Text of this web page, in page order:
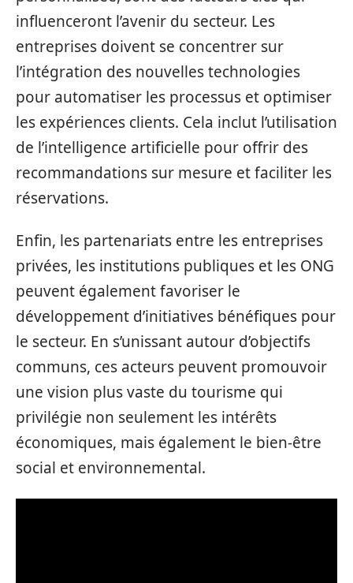
influenceront l’avenir du secteur. Les
entreprises doivent se concentrer sur
l’intégration des nouvelles technologies
pour automatiser les processus et optimiser
les expériences clients. Cela inclut l’utilisation
de l’intelligence artificielle pour offrir des
recommandations sur mesure et faciliter les
réservations.
Enfin, les partenariats entre les entreprises
privées, les institutions publiques et les ONG
peuvent également favoriser le
développement d’initiatives bénéfiques pour
le secteur. En s’unissant autour d’objectifs
communs, ces acteurs peuvent promouvoir
une vision plus vaste du tourisme qui
privilégie non seulement les intérêts
économiques, mais également le bien-être
social et environnemental.